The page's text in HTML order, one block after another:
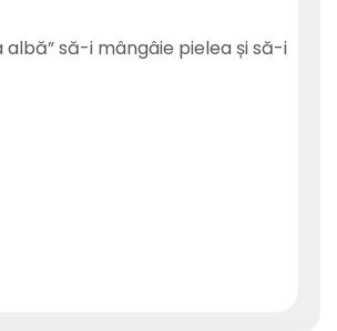
să-i mângâie pielea și să-i